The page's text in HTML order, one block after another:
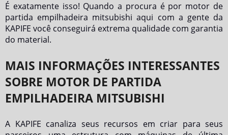
É exatamente isso! Quando a procura é por motor de
partida empilhadeira mitsubishi aqui com a gente da
KAPIFE você conseguirá extrema qualidade com garantia
do material.
MAIS INFORMAÇÕES INTERESSANTES
SOBRE MOTOR DE PARTIDA
EMPILHADEIRA MITSUBISHI
A KAPIFE canaliza seus recursos em criar para seus